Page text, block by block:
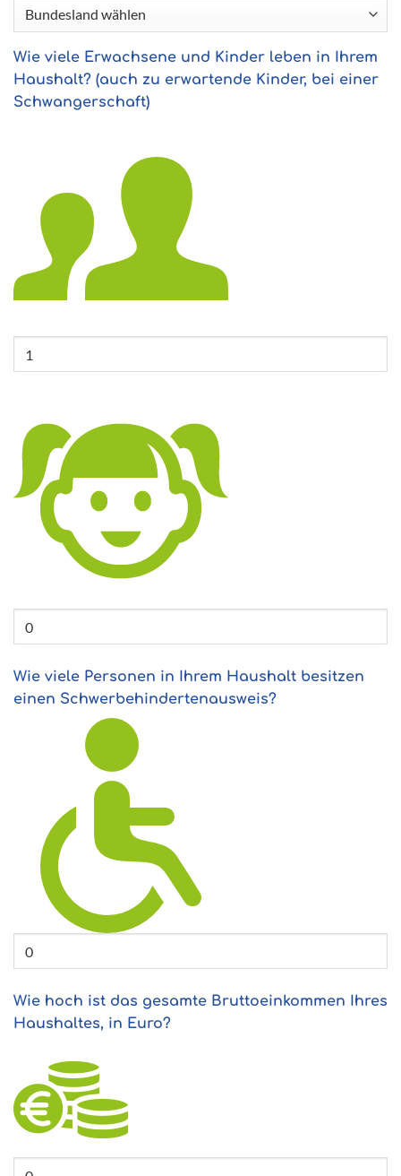
Wie viele Erwachsene und Kinder leben in Ihrem
Haushalt? (auch zu erwartende Kinder, bei einer
Schwangerschaft)
Wie viele Personen in Ihrem Haushalt besitzen
einen Schwerbehindertenausweis?
Wie hoch ist das gesamte Bruttoeinkommen Ihres
Haushaltes, in Euro?